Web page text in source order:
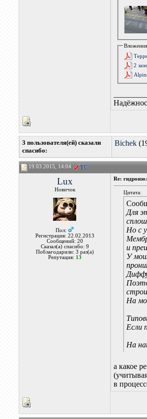
Вложения
2
3 пользователя(ей) сказали
cпасибо:
Bichek
19.03.2015, 14:04
Lux
Новичок
Пол:
Регистрация: 22.02.2013
Сообщений: 20
Сказал(а) спасибо: 9
Поблагодарили: 3 раз(а)
Репутация: 13
Re:
Цитата:
Для
Но с
и
У
На
Если
На
а какое
в